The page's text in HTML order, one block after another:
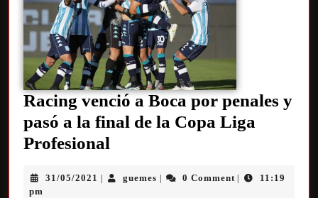
Racing venció a Boca por penales y
pasó a la final de la Copa Liga
Profesional
31/05/2021 guemes 0 Comment
11:19
pm